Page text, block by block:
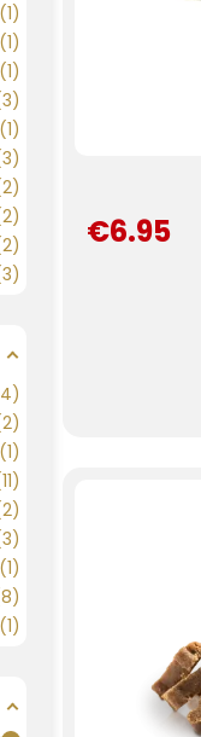
1
1
1
3
1
3
2
2
2
3
4
2
1
11
2
3
1
8
1
€6.95